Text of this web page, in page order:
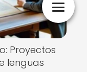
Proyectos
lenguas